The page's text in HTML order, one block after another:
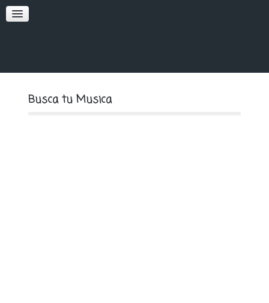
SOFT
Busca tu Musica